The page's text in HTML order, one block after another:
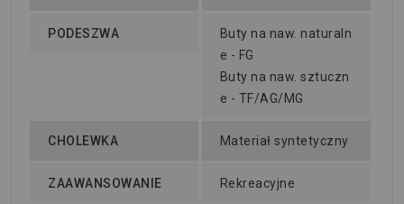
PODESZWA
Buty na naw. naturaln
e - FG
Buty na naw. sztuczn
e - TF/AG/MG
CHOLEWKA Materiał syntetyczny
ZAAWANSOWANIE Rekreacyjne